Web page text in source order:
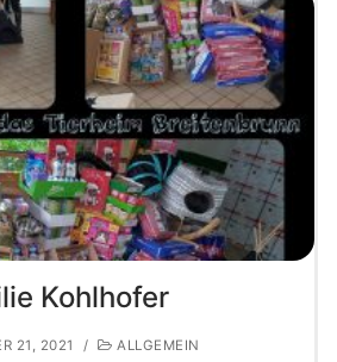
Kohlhofer
21, 2021 / ALLGEMEIN